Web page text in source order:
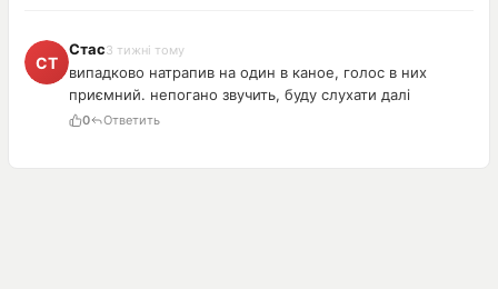
Стас3 тижні тому
випадково натрапив на один в каное, голос в них
приємний. непогано звучить, буду слухати далі
0 Ответить